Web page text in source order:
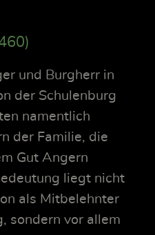
und Burgherr in
der Schulenburg
namentlich
der Familie, die
Gut Angern
liegt nicht
als Mitbelehnter
sondern vor allem